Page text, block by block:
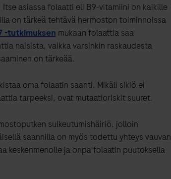
asiassa folaatti eli B9-vitamiini on kaikille
on tärkeä tehtävä hermoston toiminnoissa
-tutkimuksen mukaan folaattia saa
naisista, vaikka varsinkin raskaudesta
on tärkeää.
oma folaatin saanti. Mikäli sikiö ei
tarpeeksi, ovat mutaatioriskit suuret.
sulkeutumishäiriö, jolloin
saannilla on myös todettu yhteys vauvan
keskenmenolle ja onpa folaatin puutoksella